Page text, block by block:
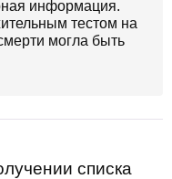
информация.
тестом на
могла быть
списка